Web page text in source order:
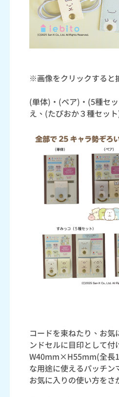
※画像をクリックすると
(単体)・(ペア)・(5種セ
え、(たぴおか３種セッ
コードを束ねたり、お気
ンドセルに目印として
W40mm×H55mm(全長
な用途に使えるパッチン
お気に入りの使い方をさ